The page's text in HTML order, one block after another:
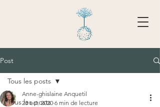
Post
Tous les posts
Tous les posts
Anne-ghislaine Anquetil
23 oct. 2020 6 min de lecture